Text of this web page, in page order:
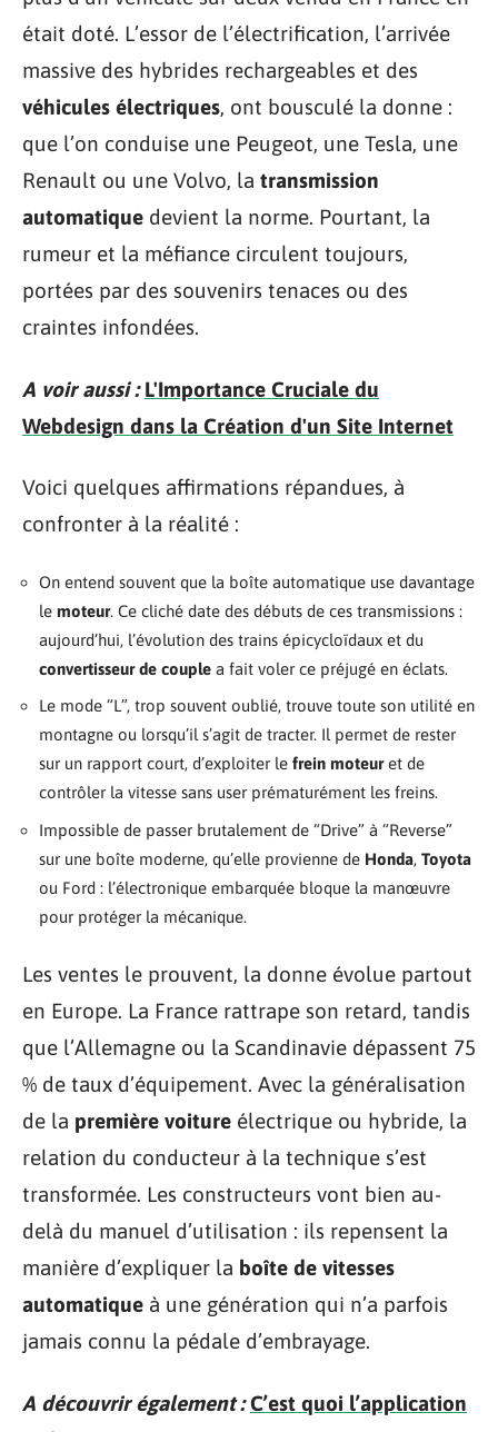
était doté. L’essor de l’électrification, l’arrivée
massive des hybrides rechargeables et des
véhicules électriques, ont bousculé la donne :
que l’on conduise une Peugeot, une Tesla, une
Renault ou une Volvo, la transmission
automatique devient la norme. Pourtant, la
rumeur et la méfiance circulent toujours,
portées par des souvenirs tenaces ou des
craintes infondées.
A voir aussi : L'Importance Cruciale du
Webdesign dans la Création d'un Site Internet
Voici quelques affirmations répandues, à
confronter à la réalité :
On entend souvent que la boîte automatique use davantage
le moteur. Ce cliché date des débuts de ces transmissions :
aujourd’hui, l’évolution des trains épicycloïdaux et du
convertisseur de couple a fait voler ce préjugé en éclats.
Le mode “L”, trop souvent oublié, trouve toute son utilité en
montagne ou lorsqu’il s’agit de tracter. Il permet de rester
sur un rapport court, d’exploiter le frein moteuret de
contrôler la vitesse sans user prématurément les freins.
Impossible de passer brutalement de “Drive” à “Reverse”
sur une boîte moderne, qu’elle provienne de Honda, Toyota
ou Ford : l’électronique embarquée bloque la manœuvre
pour protéger la mécanique.
Les ventes le prouvent, la donne évolue partout
en Europe. La France rattrape son retard, tandis
que l’Allemagne ou la Scandinavie dépassent 75
% de taux d’équipement. Avec la généralisation
de la première voiture électrique ou hybride, la
relation du conducteur à la technique s’est
transformée. Les constructeurs vont bien au-
delà du manuel d’utilisation : ils repensent la
manière d’expliquer la boîte de vitesses
automatique à une génération qui n’a parfois
jamais connu la pédale d’embrayage.
A découvrir également : C’est quoi l’application